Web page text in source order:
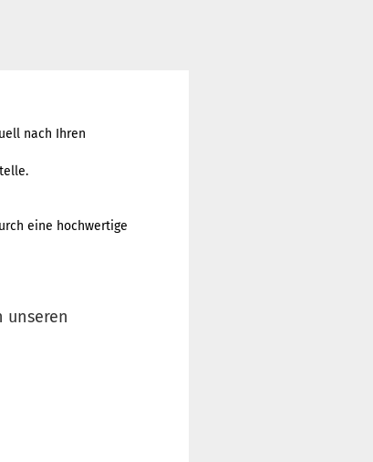
nach Ihren
eine hochwertige
unseren